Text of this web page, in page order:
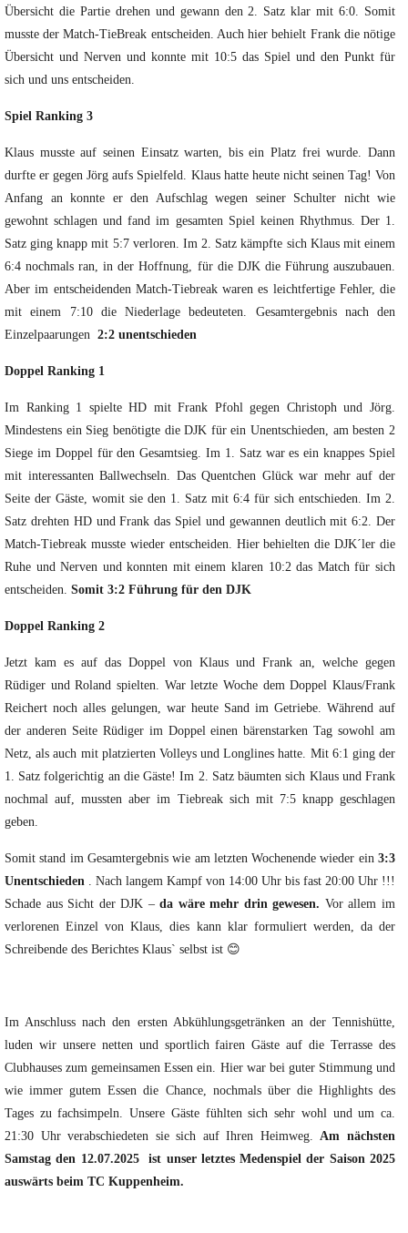
Übersicht die Partie drehen und gewann den 2. Satz klar mit 6:0. Somit
musste der Match-TieBreak entscheiden. Auch hier behielt Frank die nötige
Übersicht und Nerven und konnte mit 10:5 das Spiel und den Punkt für
sich und uns entscheiden.
Spiel Ranking 3
Klaus musste auf seinen Einsatz warten, bis ein Platz frei wurde. Dann
durfte er gegen Jörg aufs Spielfeld. Klaus hatte heute nicht seinen Tag! Von
Anfang an konnte er den Aufschlag wegen seiner Schulter nicht wie
gewohnt schlagen und fand im gesamten Spiel keinen Rhythmus. Der 1.
Satz ging knapp mit 5:7 verloren. Im 2. Satz kämpfte sich Klaus mit einem
6:4 nochmals ran, in der Hoffnung, für die DJK die Führung auszubauen.
Aber im entscheidenden Match-Tiebreak waren es leichtfertige Fehler, die
mit einem 7:10 die Niederlage bedeuteten. Gesamtergebnis nach den
Einzelpaarungen 2:2 unentschieden
Doppel Ranking 1
Im Ranking 1 spielte HD mit Frank Pfohl gegen Christoph und Jörg.
Mindestens ein Sieg benötigte die DJK für ein Unentschieden, am besten 2
Siege im Doppel für den Gesamtsieg. Im 1. Satz war es ein knappes Spiel
mit interessanten Ballwechseln. Das Quentchen Glück war mehr auf der
Seite der Gäste, womit sie den 1. Satz mit 6:4 für sich entschieden. Im 2.
Satz drehten HD und Frank das Spiel und gewannen deutlich mit 6:2. Der
Match-Tiebreak musste wieder entscheiden. Hier behielten die DJK´ler die
Ruhe und Nerven und konnten mit einem klaren 10:2 das Match für sich
entscheiden. Somit 3:2 Führung für den DJK
Doppel Ranking 2
Jetzt kam es auf das Doppel von Klaus und Frank an, welche gegen
Rüdiger und Roland spielten. War letzte Woche dem Doppel Klaus/Frank
Reichert noch alles gelungen, war heute Sand im Getriebe. Während auf
der anderen Seite Rüdiger im Doppel einen bärenstarken Tag sowohl am
Netz, als auch mit platzierten Volleys und Longlines hatte. Mit 6:1 ging der
1. Satz folgerichtig an die Gäste! Im 2. Satz bäumten sich Klaus und Frank
nochmal auf, mussten aber im Tiebreak sich mit 7:5 knapp geschlagen
geben.
Somit stand im Gesamtergebnis wie am letzten Wochenende wieder ein 3:3
Unentschieden . Nach langem Kampf von 14:00 Uhr bis fast 20:00 Uhr !!!
Schade aus Sicht der DJK –da wäre mehr drin gewesen. Vor allem im
verlorenen Einzel von Klaus, dies kann klar formuliert werden, da der
Schreibende des Berichtes Klaus` selbst ist 😊
Im Anschluss nach den ersten Abkühlungsgetränken an der Tennishütte,
luden wir unsere netten und sportlich fairen Gäste auf die Terrasse des
Clubhauses zum gemeinsamen Essen ein. Hier war bei guter Stimmung und
wie immer gutem Essen die Chance, nochmals über die Highlights des
Tages zu fachsimpeln. Unsere Gäste fühlten sich sehr wohl und um ca.
21:30 Uhr verabschiedeten sie sich auf Ihren Heimweg.Am nächsten
Samstag den 12.07.2025 ist unser letztes Medenspiel der Saison 2025
auswärts beim TC Kuppenheim.